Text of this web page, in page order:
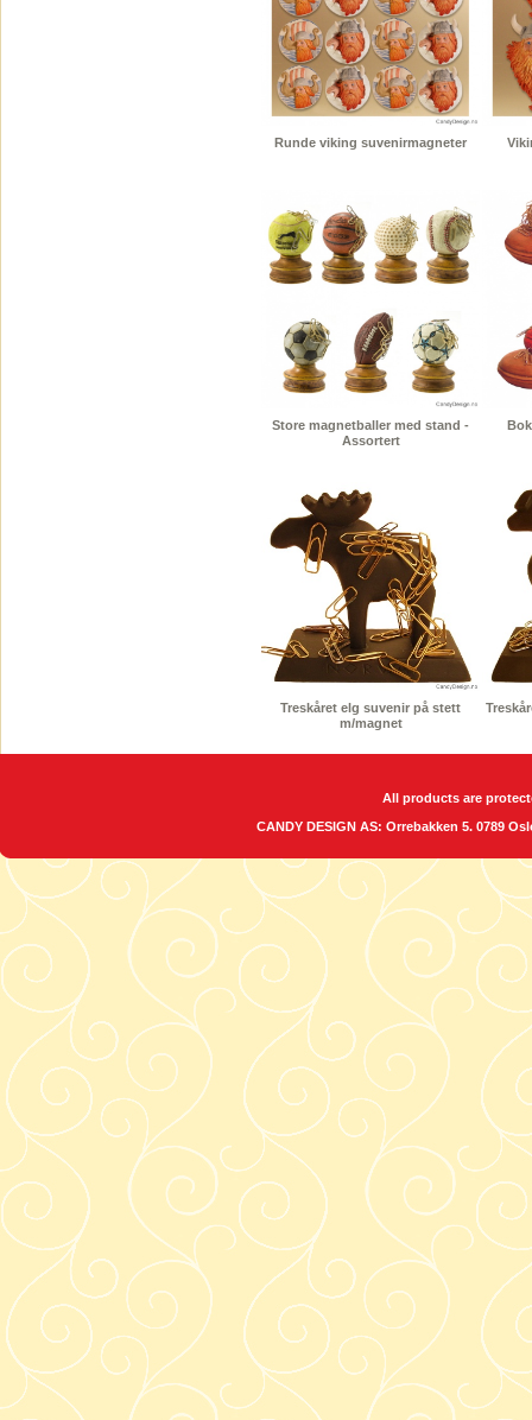
Runde viking suvenirmagneter
Store magnetballer med stand -
Assortert
Treskåret elg suvenir på stett
m/magnet
All products are
CANDY DESIGN AS: Orrebakken 5. 0789